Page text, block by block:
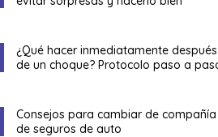
¿Qué hacer inmediatamente después
de un choque? Protocolo paso a
Consejos para cambiar de compañía
de seguros de auto